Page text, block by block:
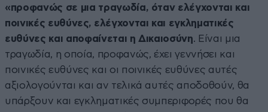
«προφανώς σε μια τραγωδία, όταν ελέγχονται και
ποινικές ευθύνες, ελέγχονται και εγκληματικές
ευθύνες και αποφαίνεται η Δικαιοσύνη. Είναι μια
τραγωδία, η οποία, προφανώς, έχει γεννήσει και
ποινικές ευθύνες και οι ποινικές ευθύνες αυτές
αξιολογούνται και αν τελικά αυτές αποδοθούν, θα
υπάρξουν και εγκληματικές συμπεριφορές που θα